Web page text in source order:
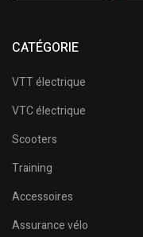
CATÉGORIE
VTT électrique
VTC électrique
Scooters
Training
Accessoires
Assurance vélo